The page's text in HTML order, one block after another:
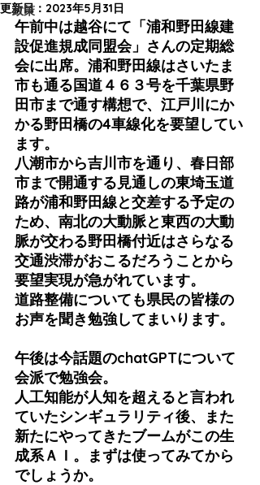
政策
更新日： 2023年5月31日
午前中は越谷にて「浦和野田線建
設促進規成同盟会」さんの定期総
会に出席。浦和野田線はさいたま
市も通る国道４６３号を千葉県野
田市まで通す構想で、江戸川にか
かる野田橋の4車線化を要望してい
ます。
八潮市から吉川市を通り、春日部
市まで開通する見通しの東埼玉道
路が浦和野田線と交差する予定の
ため、南北の大動脈と東西の大動
脈が交わる野田橋付近はさらなる
交通渋滞がおこるだろうことから
要望実現が急がれています。
道路整備についても県民の皆様の
お声を聞き勉強してまいります。
午後は今話題のchatGPTについて
会派で勉強会。
人工知能が人知を超えると言われ
ていたシンギュラリティ後、また
新たにやってきたブームがこの生
成系ＡＩ。まずは使ってみてから
でしょうか。